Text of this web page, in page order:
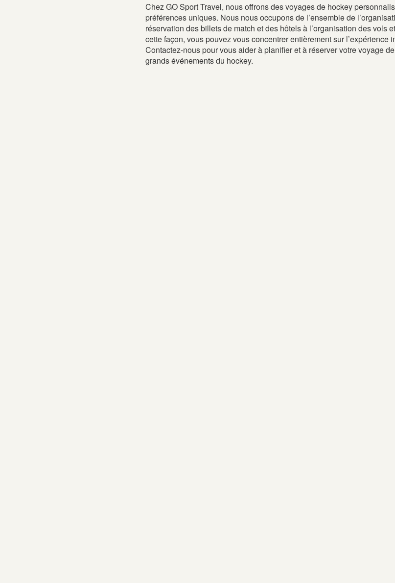
Chez GO Sport Travel, nous offrons des voyages de hockey
préférences uniques. Nous nous occupons de l’ensemble de
réservation des billets de match et des hôtels à l’organisation des vols
cette façon, vous pouvez vous concentrer entièrement sur l’expérience
Contactez-nous pour vous aider à planifier et à réserver votre voyage
grands événements du hockey.